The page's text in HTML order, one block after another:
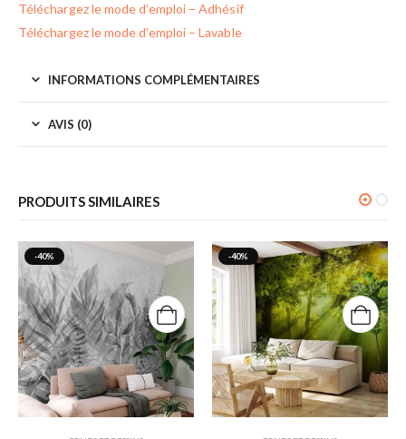
Téléchargez le mode d’emploi – Adhésif
Téléchargez le mode d’emploi – Lavable
INFORMATIONS COMPLÉMENTAIRES
AVIS (0)
PRODUITS SIMILAIRES
-40% -40%